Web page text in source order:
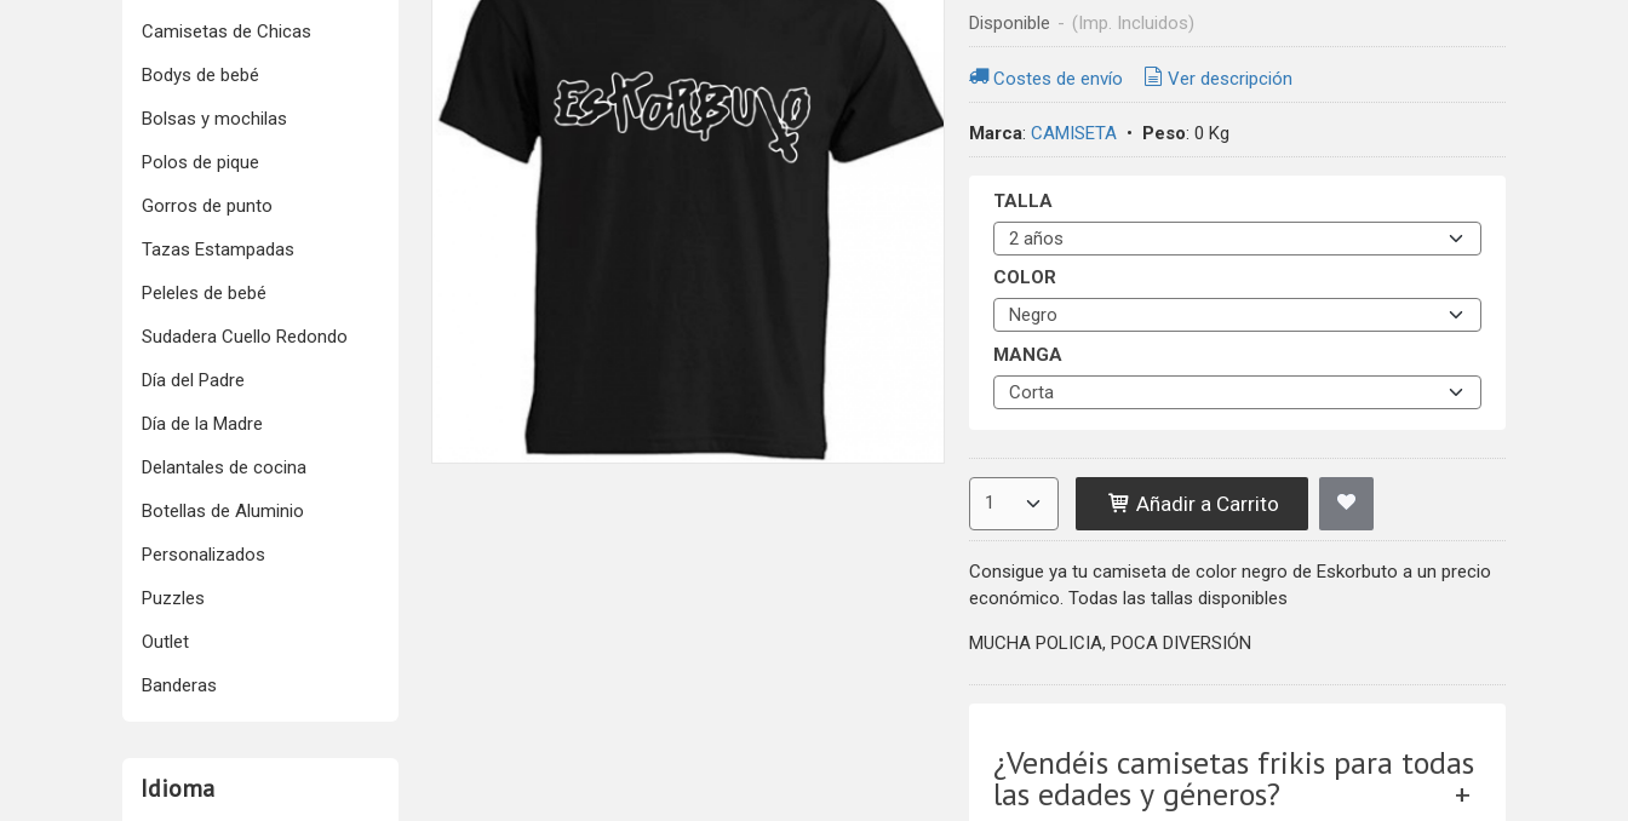
Camisetas de Chicas
Bodys de bebé
Bolsas y mochilas
Polos de pique
Gorros de punto
Tazas Estampadas
Peleles de bebé
Sudadera Cuello Redondo
Día del Padre
Día de la Madre
Delantales de cocina
Botellas de Aluminio
Personalizados
Puzzles
Outlet
Banderas
Idioma
Disponible - (Imp. Incluidos)
Costes de envío Ver descripción
Marca: CAMISETA• Peso: 0 Kg
TALLA
COLOR
MANGA
Añadir a Carrito
Consigue ya tu camiseta de color negro de Eskorbuto a un precio
económico. Todas las tallas disponibles
MUCHA POLICIA, POCA DIVERSIÓN
¿Vendéis camisetas frikis para todas
las edades y géneros?